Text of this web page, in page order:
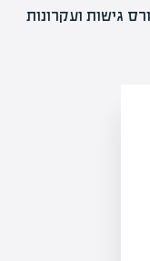
גישות ועקרונות